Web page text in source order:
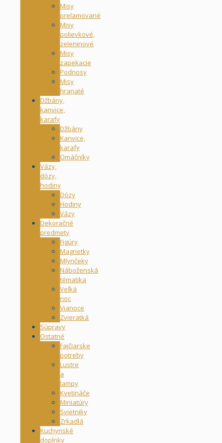
Misy
prelamované
Misy
polievkové,
zeleninové
Misy
zapekacie
Podnosy
Misy
hranaté
Džbány,
kanvice,
karafy
Džbány
Kanvice,
karafy
Omáčníky
Vázy,
dózy,
hodiny
Dózy
Hodiny
Vázy
Dekoračné
predmety
Figúry
Magnetky
Mlynčeky
Náboženská
tématika
Veľká
noc
Vianoce
Zvieratká
Súpravy
Ostatné
Fajčiarske
potreby
Lustre
a
lampy
Kvetináče
Miniatúry
Svietniky
Zrkadlá
Kuchynské
doplnky